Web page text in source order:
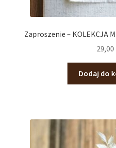
Zaproszenie – KOLEKCJA
29,00
Dodaj do